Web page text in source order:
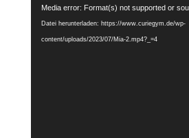
Video-
Player
Media error: Format(s) not supported or
Datei herunterladen: https://www.curiegym.de/wp-
content/uploads/2023/07/Mia-2.mp4?_=4